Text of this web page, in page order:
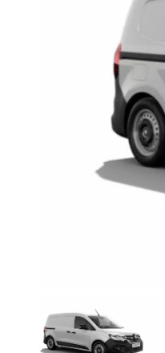
Anterior